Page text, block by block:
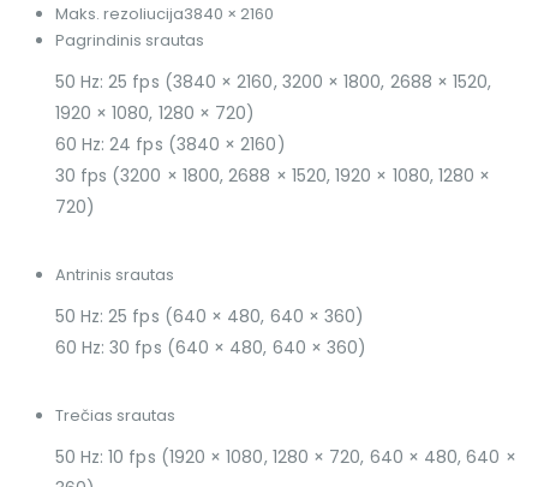
Maks. rezoliucija3840 × 2160
Pagrindinis srautas
50 Hz: 25 fps (3840 × 2160, 3200 × 1800, 2688 × 1520,
1920 × 1080, 1280 × 720)
60 Hz: 24 fps (3840 × 2160)
30 fps (3200 × 1800, 2688 × 1520, 1920 × 1080, 1280 ×
720)
Antrinis srautas
50 Hz: 25 fps (640 × 480, 640 × 360)
60 Hz: 30 fps (640 × 480, 640 × 360)
Trečias srautas
50 Hz: 10 fps (1920 × 1080, 1280 × 720, 640 × 480, 640 ×